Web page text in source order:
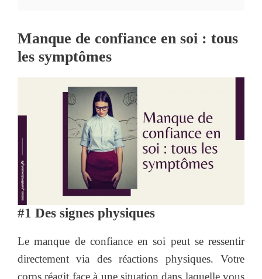
Manque de confiance en soi : tous
les symptômes
#1 Des signes physiques
Le manque de confiance en soi peut se ressentir
directement via des réactions physiques. Votre
corps réagit face à une situation dans laquelle vous